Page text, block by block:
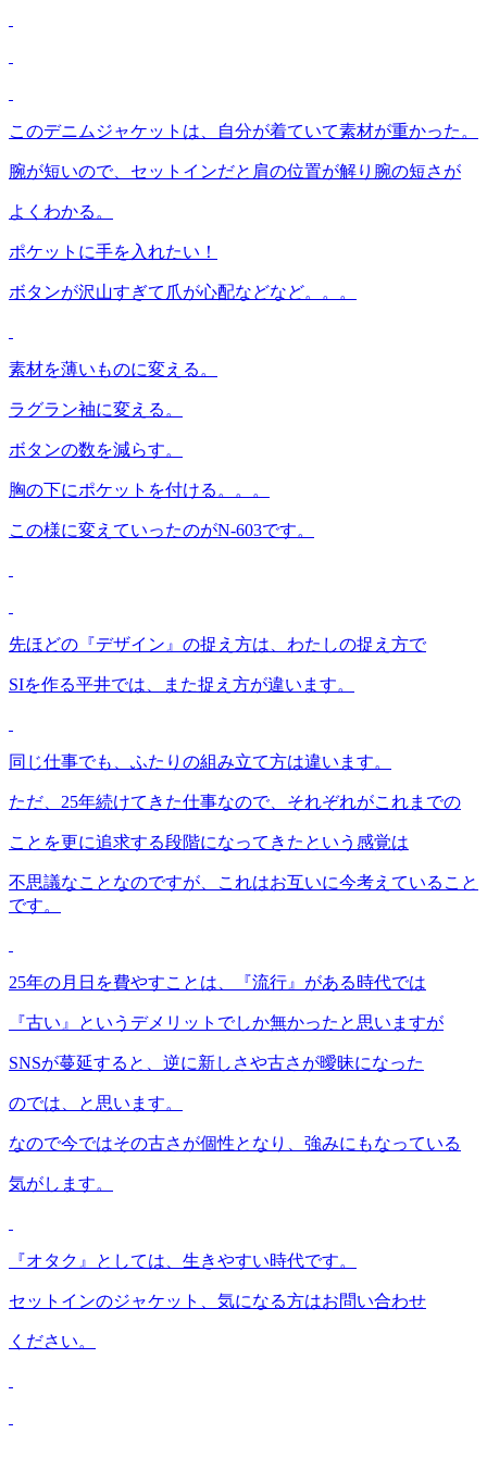
このデニムジャケットは、自分が着ていて素材が重かった。
腕が短いので、セットインだと肩の位置が解り腕の短さが
よくわかる。
ポケットに手を入れたい！
ボタンが沢山すぎて爪が心配などなど。。。
素材を薄いものに変える。
ラグラン袖に変える。
ボタンの数を減らす。
胸の下にポケットを付ける。。。
この様に変えていったのがN-603です。
先ほどの『デザイン』の捉え方は、わたしの捉え方で
SIを作る平井では、また捉え方が違います。
同じ仕事でも、ふたりの組み立て方は違います。
ただ、25年続けてきた仕事なので、それぞれがこれまでの
ことを更に追求する段階になってきたという感覚は
不思議なことなのですが、これはお互いに今考えていること
です。
25年の月日を費やすことは、『流行』がある時代では
『古い』というデメリットでしか無かったと思いますが
SNSが蔓延すると、逆に新しさや古さが曖昧になった
のでは、と思います。
なので今ではその古さが個性となり、強みにもなっている
気がします。
『オタク』としては、生きやすい時代です。
セットインのジャケット、気になる方はお問い合わせ
ください。